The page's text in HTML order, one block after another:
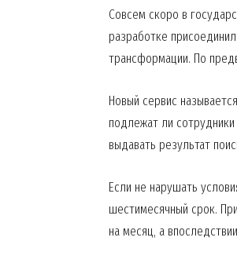
Совсем скоро в
разработке
трансформации. По
Новый сервис
подлежат ли
выдавать результат
Если не нарушать
шестимесячный срок.
на месяц, а